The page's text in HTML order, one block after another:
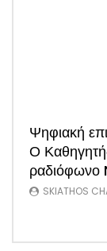
Ψηφιακή
Ο
ραδιόφωνο
SKIATHOS
νέου
Τσαρούχη
SKIATHOS